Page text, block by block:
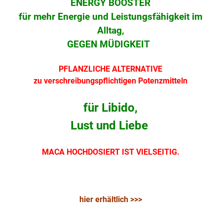
ENERGY BOOSTER
für mehr Energie und Leistungsfähigkeit im
Alltag,
GEGEN MÜDIGKEIT
PFLANZLICHE ALTERNATIVE
zu verschreibungspflichtigen Potenzmitteln
für Libido,
Lust und Liebe
MACA HOCHDOSIERT IST VIELSEITIG.
hier erhältlich >>>